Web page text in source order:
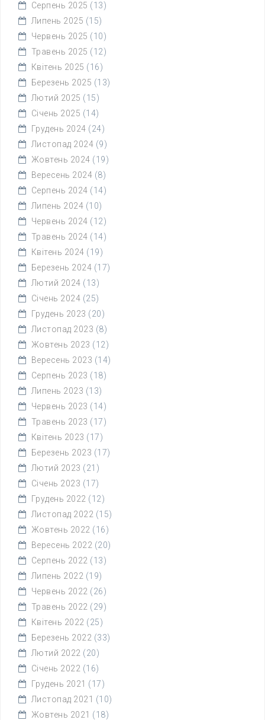
Серпень 2025 (13)
Липень 2025 (15)
Червень 2025 (10)
Травень 2025 (12)
Квітень 2025 (16)
Березень 2025 (13)
Лютий 2025 (15)
Січень 2025 (14)
Грудень 2024 (24)
Листопад 2024 (9)
Жовтень 2024 (19)
Вересень 2024 (8)
Серпень 2024 (14)
Липень 2024 (10)
Червень 2024 (12)
Травень 2024 (14)
Квітень 2024 (19)
Березень 2024 (17)
Лютий 2024 (13)
Січень 2024 (25)
Грудень 2023 (20)
Листопад 2023 (8)
Жовтень 2023 (12)
Вересень 2023 (14)
Серпень 2023 (18)
Липень 2023 (13)
Червень 2023 (14)
Травень 2023 (17)
Квітень 2023 (17)
Березень 2023 (17)
Лютий 2023 (21)
Січень 2023 (17)
Грудень 2022 (12)
Листопад 2022 (15)
Жовтень 2022 (16)
Вересень 2022 (20)
Серпень 2022 (13)
Липень 2022 (19)
Червень 2022 (26)
Травень 2022 (29)
Квітень 2022 (25)
Березень 2022 (33)
Лютий 2022 (20)
Січень 2022 (16)
Грудень 2021 (17)
Листопад 2021 (10)
Жовтень 2021 (18)